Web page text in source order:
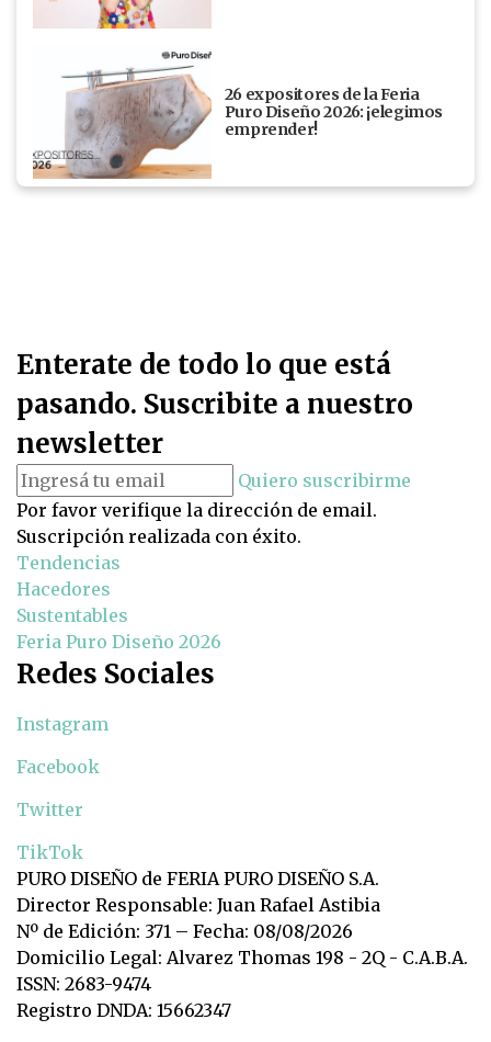
26 expositores de la Feria
Puro Diseño 2026: ¡elegimos
emprender!
Enterate de todo lo que está
pasando. Suscribite a nuestro
newsletter
Quiero suscribirme
Por favor verifique la dirección de email.
Suscripción realizada con éxito.
Tendencias
Hacedores
Sustentables
Feria Puro Diseño 2026
Redes Sociales
Instagram
Facebook
Twitter
TikTok
PURO DISEÑO de FERIA PURO DISEÑO S.A.
Director Responsable: Juan Rafael Astibia
Nº de Edición: 371 – Fecha: 08/08/2026
Domicilio Legal: Alvarez Thomas 198 - 2Q - C.A.B.A.
ISSN: 2683-9474
Registro DNDA: 15662347